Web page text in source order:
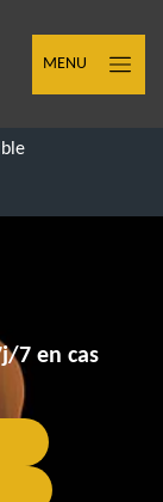
MENU
7 en cas